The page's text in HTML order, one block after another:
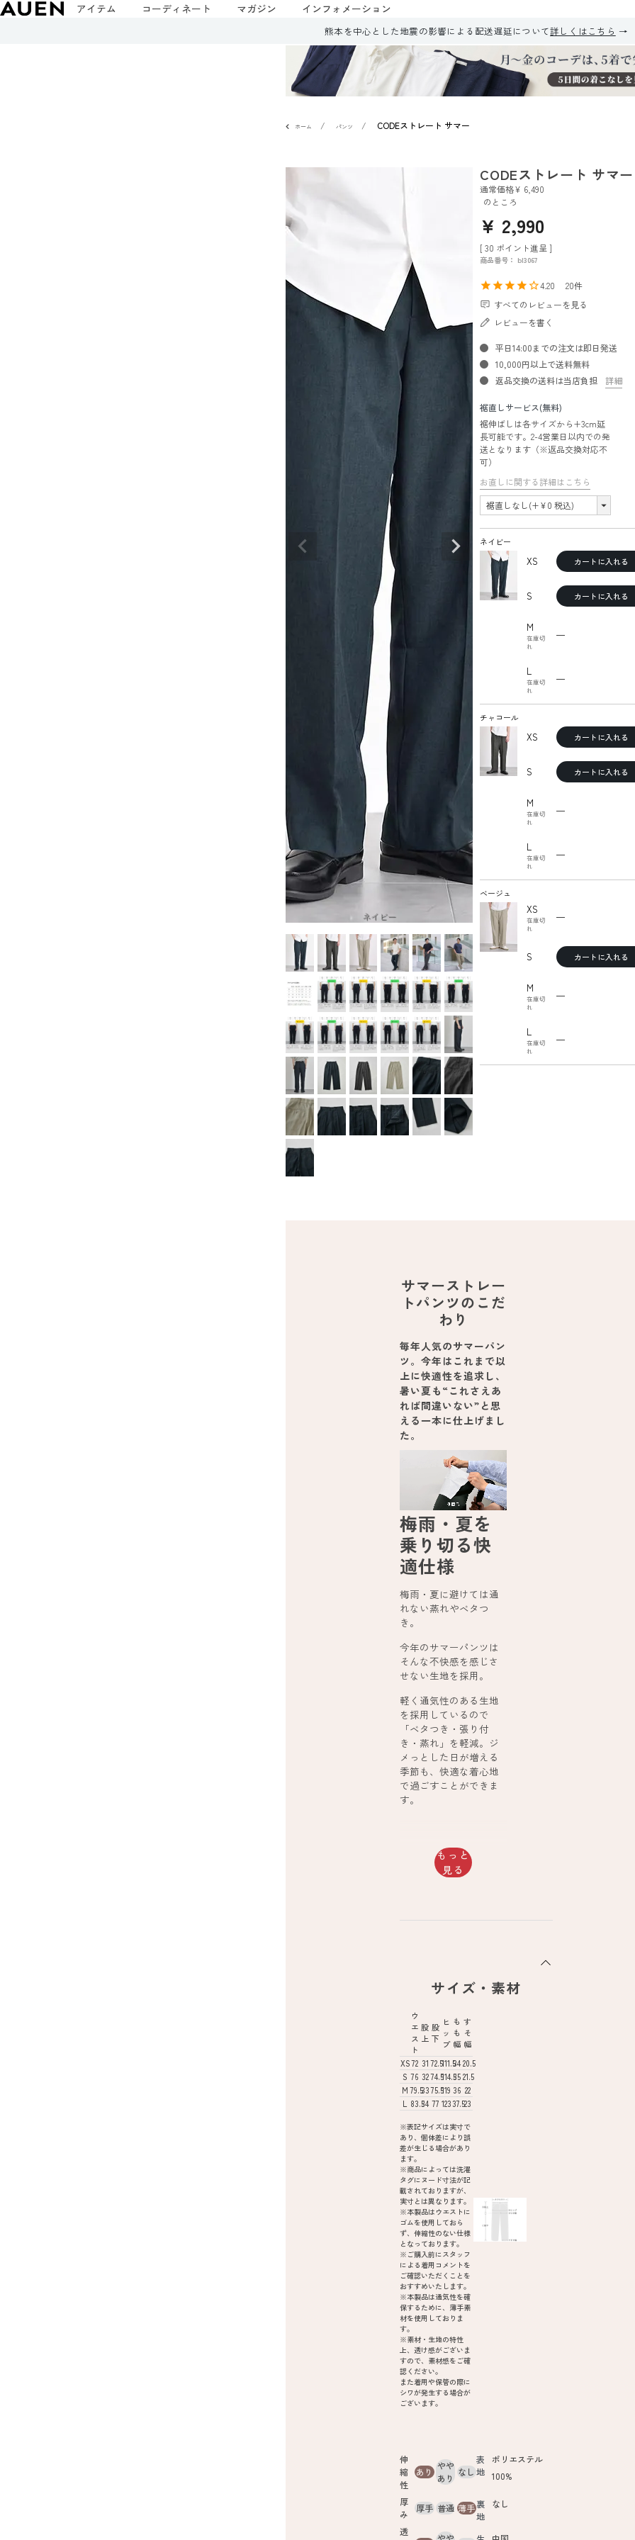
アイテム コーディネート マガジン インフォメーション
熊本を中心とした地震の影響による配送遅延について詳しくはこちら
ホーム パンツ CODEストレート サマー
ネイビー
CODEストレート サマー
通常価格¥ 6,490
のところ
¥ 2,990
[ 30 ポイント進呈 ]
商品番号 bl3067
4.20
20
すべてのレビューを見る
レビューを書く
平日14:00までの注文は即日発送
10,000円以上で送料無料
返品交換の送料は当店負担
詳細
裾直しサービス(無料)
裾伸ばしは各サイズから+3cm延
長可能です。2-4営業日以内での発
送となります（※返品交換対応不
可）
お直しに関する詳細はこちら
ネイビー
XS カートに入れる
S カートに入れる
M
在庫切
れ
—
L
在庫切
れ
—
チャコール
XS カートに入れる
S カートに入れる
M
在庫切
れ
—
L
在庫切
れ
—
ベージュ
XS
在庫切
れ
—
S カートに入れる
M
在庫切
れ
—
L
在庫切
れ
—
サマーストレー
トパンツのこだ
わり
毎年人気のサマーパン
ツ。今年はこれまで以
上に快適性を追求し、
暑い夏も“これさえあ
れば間違いない”と思
える一本に仕上げまし
た。
梅雨・夏を
乗り切る快
適仕様
梅雨・夏に避けては通
れない蒸れやベタつ
き。
今年のサマーパンツは
そんな不快感を感じさ
せない生地を採用。
軽く通気性のある生地
を採用しているので
「ベタつき・張り付
き・蒸れ」を軽減。ジ
メっとした日が増える
季節も、快適な着心地
で過ごすことができま
す。
もっと
見る
サイズ・素材
ウ
エ
ス
ト
股
上
股
下
ヒ
ッ
プ
も
も
幅
す
そ
幅
XS72 31 72.5111.534 20.5
S 76 32 74.5114.535 21.5
M 79.533 75.5119 36 22
L 83.534 77 12337.523
※表記サイズは実寸で
あり、個体差により誤
差が生じる場合があり
ます。
※商品によっては洗濯
タグにヌード寸法が記
載されておりますが、
実寸とは異なります。
※本製品はウエストに
ゴムを使用しておら
ず、伸縮性のない仕様
となっております。
※ご購入前にスタッフ
による着用コメントを
ご確認いただくことを
おすすめいたします。
※本製品は通気性を確
保するために、薄手素
材を使用しておりま
す。
※素材・生地の特性
上、透け感がございま
すので、素材感をご確
認ください。
また着用や保管の際に
シワが発生する場合が
ございます。
伸
縮
性
あり
やや
あり
なし
厚
み
厚手 普通 薄手
透
表
地
ポリエステル
100%
裏
地
なし